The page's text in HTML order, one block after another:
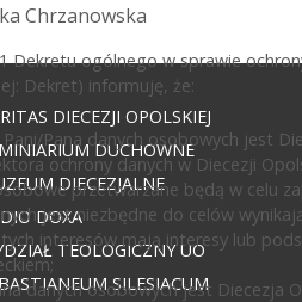
Chrzanowska
DIECEZJI OPOLSKIEJ
DUCHOWNE
DIECEZJALNE
DOXA
TEOLOGICZNY UO
SILESIACUM
Dekretu ogólnego w sprawie
Dekret) informuję, że:
Pana danych osobowych jest
ochrony danych w Diecezji
przetwarzane będą w celu
jest niezbędne do celów
interesów mają interesy lub
danych osobowych jest Diecezja